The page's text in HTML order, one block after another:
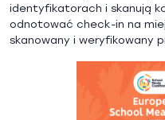
identyfikatorach i skanują
odnotować check-in na
skanowany i weryfikowany